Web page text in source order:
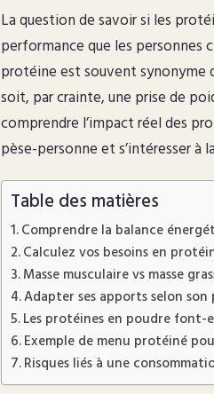
La question de savoir si les
performance que les personnes
protéine est souvent synonyme
soit, par crainte, une prise de
comprendre l’impact réel des
pèse-personne et s’intéresser
Table des matières
Comprendre la balance
Calculez vos besoins en
Masse musculaire vs masse
Adapter ses apports selon
Les protéines en poudre font-
Exemple de menu protéiné
Risques liés à une